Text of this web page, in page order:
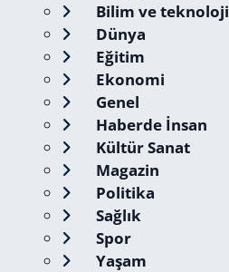
Bilim ve teknoloji
Dünya
Eğitim
Ekonomi
Genel
Haberde İnsan
Kültür Sanat
Magazin
Politika
Sağlık
Spor
Yaşam